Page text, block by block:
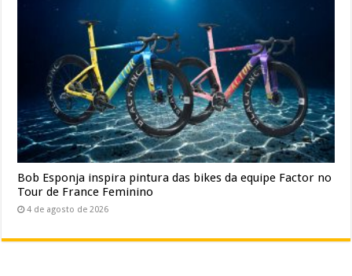
Bob Esponja inspira pintura das bikes da equipe Factor no
Tour de France Feminino
4 de agosto de 2026